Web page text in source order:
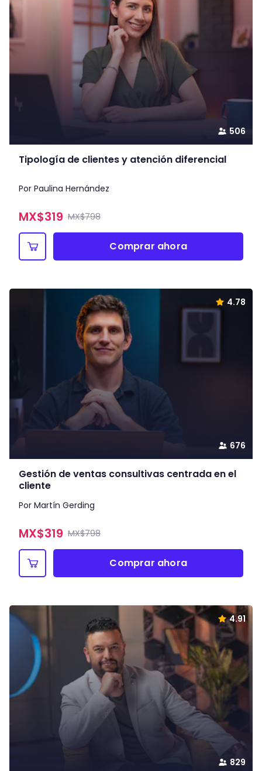
506
Tipología de clientes y atención diferencial
Por Paulina Hernández
MX$319 MX$798
Comprar ahora
676
4.78
Gestión de ventas consultivas centrada en el
cliente
Por Martín Gerding
MX$319 MX$798
Comprar ahora
829
4.91